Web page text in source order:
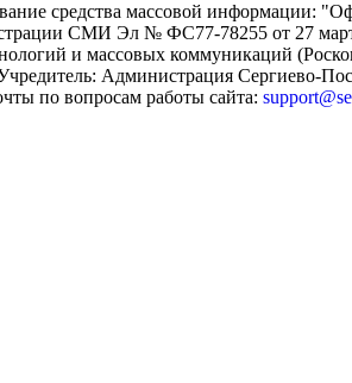
средства массовой информации:
СМИ Эл № ФС77-78255 от 27
и массовых коммуникаций
Администрация Сергиево-
по вопросам работы сайта: